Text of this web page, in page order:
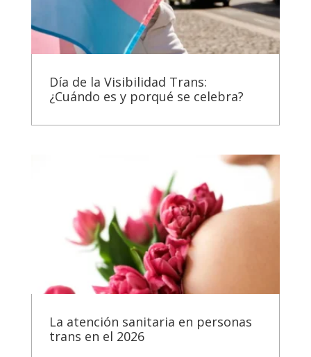
Día de la Visibilidad Trans:
¿Cuándo es y porqué se celebra?
La atención sanitaria en personas
trans en el 2026